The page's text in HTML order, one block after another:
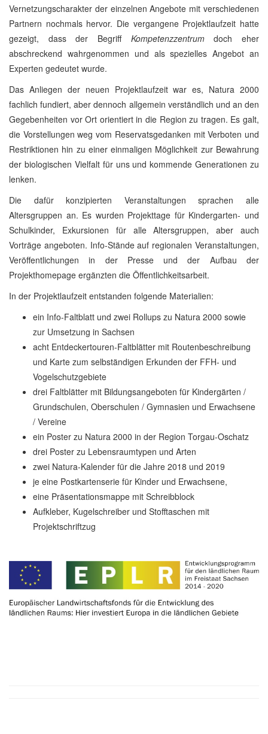
Vernetzungscharakter der einzelnen Angebote mit verschiedenen
Partnern nochmals hervor. Die vergangene Projektlaufzeit hatte
gezeigt, dass der Begriff Kompetenzzentrumdoch eher
abschreckend wahrgenommen und als spezielles Angebot an
Experten gedeutet wurde.
Das Anliegen der neuen Projektlaufzeit war es, Natura 2000
fachlich fundiert, aber dennoch allgemein verständlich und an den
Gegebenheiten vor Ort orientiert in die Region zu tragen. Es galt,
die Vorstellungen weg vom Reservatsgedanken mit Verboten und
Restriktionen hin zu einer einmaligen Möglichkeit zur Bewahrung
der biologischen Vielfalt für uns und kommende Generationen zu
lenken.
Die dafür konzipierten Veranstaltungen sprachen alle
Altersgruppen an. Es wurden Projekttage für Kindergarten- und
Schulkinder, Exkursionen für alle Altersgruppen, aber auch
Vorträge angeboten. Info-Stände auf regionalen Veranstaltungen,
Veröffentlichungen in der Presse und der Aufbau der
Projekthomepage ergänzten die Öffentlichkeitsarbeit.
In der Projektlaufzeit entstanden folgende Materialien:
ein Info-Faltblatt und zwei Rollups zu Natura 2000 sowie
zur Umsetzung in Sachsen
acht Entdeckertouren-Faltblätter mit Routenbeschreibung
und Karte zum selbständigen Erkunden der FFH- und
Vogelschutzgebiete
drei Faltblätter mit Bildungsangeboten für Kindergärten /
Grundschulen, Oberschulen / Gymnasien und Erwachsene
/ Vereine
ein Poster zu Natura 2000 in der Region Torgau-Oschatz
drei Poster zu Lebensraumtypen und Arten
zwei Natura-Kalender für die Jahre 2018 und 2019
je eine Postkartenserie für Kinder und Erwachsene,
eine Präsentationsmappe mit Schreibblock
Aufkleber, Kugelschreiber und Stofftaschen mit
Projektschriftzug